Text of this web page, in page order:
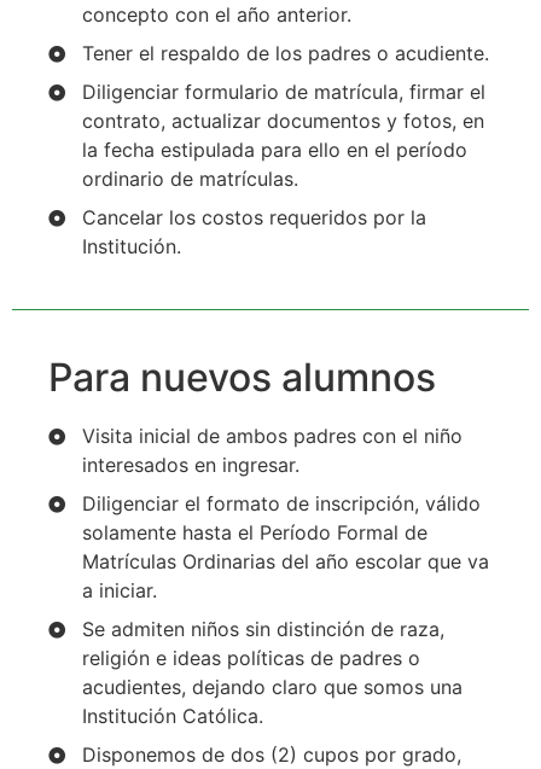
concepto con el año anterior.
Tener el respaldo de los padres o acudiente.
Diligenciar formulario de matrícula, firmar el
contrato, actualizar documentos y fotos, en
la fecha estipulada para ello en el período
ordinario de matrículas.
Cancelar los costos requeridos por la
Institución.
Para nuevos alumnos
Visita inicial de ambos padres con el niño
interesados en ingresar.
Diligenciar el formato de inscripción, válido
solamente hasta el Período Formal de
Matrículas Ordinarias del año escolar que va
a iniciar.
Se admiten niños sin distinción de raza,
religión e ideas políticas de padres o
acudientes, dejando claro que somos una
Institución Católica.
Disponemos de dos (2) cupos por grado,